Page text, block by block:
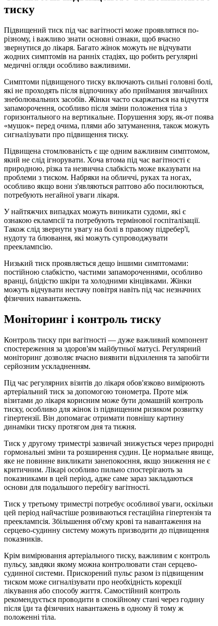
тиску
Підвищений тиск під час вагітності може проявлятися по-
різному, і важливо знати основні ознаки, щоб вчасно
звернутися до лікаря. Багато жінок можуть не відчувати
жодних симптомів на ранніх стадіях, що робить регулярні
медичні огляди особливо важливими.
Симптоми підвищеного тиску включають сильні головні болі,
які не проходять після відпочинку або приймання звичайних
знеболювальних засобів. Жінки часто скаржаться на відчуття
запаморочення, особливо після зміни положення тіла з
горизонтального на вертикальне. Порушення зору, як-от поява
«мушок» перед очима, плями або затуманення, також можуть
сигналізувати про підвищення тиску.
Підвищена стомлюваність є ще одним важливим симптомом,
який не слід ігнорувати. Хоча втома під час вагітності є
природною, різка та незвична слабкість може вказувати на
проблеми з тиском. Набряки на обличчі, руках та ногах,
особливо якщо вони з'являються раптово або посилюються,
потребують негайної уваги лікаря.
У найтяжчих випадках можуть виникати судоми, які є
ознакою еклампсії та потребують термінової госпіталізації.
Також слід звернути увагу на болі в правому підребер'ї,
нудоту та блювання, які можуть супроводжувати
прееклампсію.
Низький тиск проявляється дещо іншими симптомами:
постійною слабкістю, частими запамороченнями, особливо
вранці, блідістю шкіри та холодними кінцівками. Жінки
можуть відчувати нестачу повітря навіть під час незначних
фізичних навантажень.
Моніторинг і контроль тиску
Контроль тиску при вагітності — дуже важливий компонент
спостереження за здоров'ям майбутньої матусі. Регулярний
моніторинг дозволяє вчасно виявити відхилення та запобігти
серйозним ускладненням.
Під час регулярних візитів до лікаря обов'язково вимірюють
артеріальний тиск за допомогою тонометра. Проте між
візитами до лікаря корисним може бути домашній контроль
тиску, особливо для жінок із підвищеним ризиком розвитку
гіпертензії. Він допомагає отримати повнішу картину
динаміки тиску протягом дня та тижня.
Тиск у другому триместрі зазвичай знижується через природні
гормональні зміни та розширення судин. Це нормальне явище,
яке не повинне викликати занепокоєння, якщо зниження не є
критичним. Лікарі особливо пильно спостерігають за
показниками в цей період, адже саме зараз закладаються
основи для подальшого перебігу вагітності.
Тиск у третьому триместрі потребує особливої уваги, оскільки
цей період найчастіше розвиваються гестаційна гіпертензія та
прееклампсія. Збільшення об'єму крові та навантаження на
серцево-судинну систему можуть призводити до підвищення
показників.
Крім вимірювання артеріального тиску, важливим є контроль
пульсу, завдяки якому можна контролювати стан серцево-
судинної системи. Прискорений пульс разом із підвищеним
тиском може сигналізувати про необхідність корекції
лікування або способу життя. Самостійний контроль
рекомендується проводити в спокійному стані через годину
після їди та фізичних навантажень в одному й тому ж
положенні тіла.